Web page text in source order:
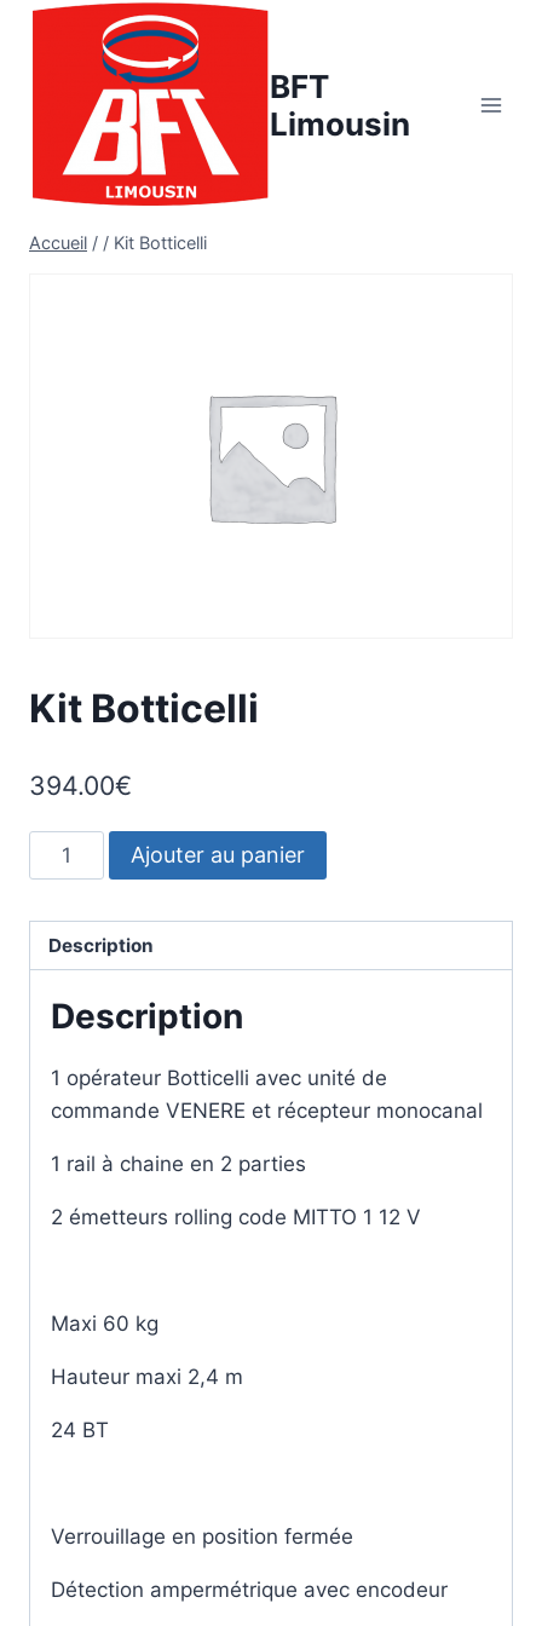
Aller
BFT
Limousin
Accueil / / Kit Botticelli
Kit Botticelli
394.00€
quantité
de
Botticelli
Ajouter au panier
Description
Description
1 opérateur Botticelli avec unité de
commande VENERE et récepteur monocanal
1 rail à chaine en 2 parties
2 émetteurs rolling code MITTO 1 12 V
Maxi 60 kg
Hauteur maxi 2,4 m
24 BT
Verrouillage en position fermée
Détection ampermétrique avec encodeur